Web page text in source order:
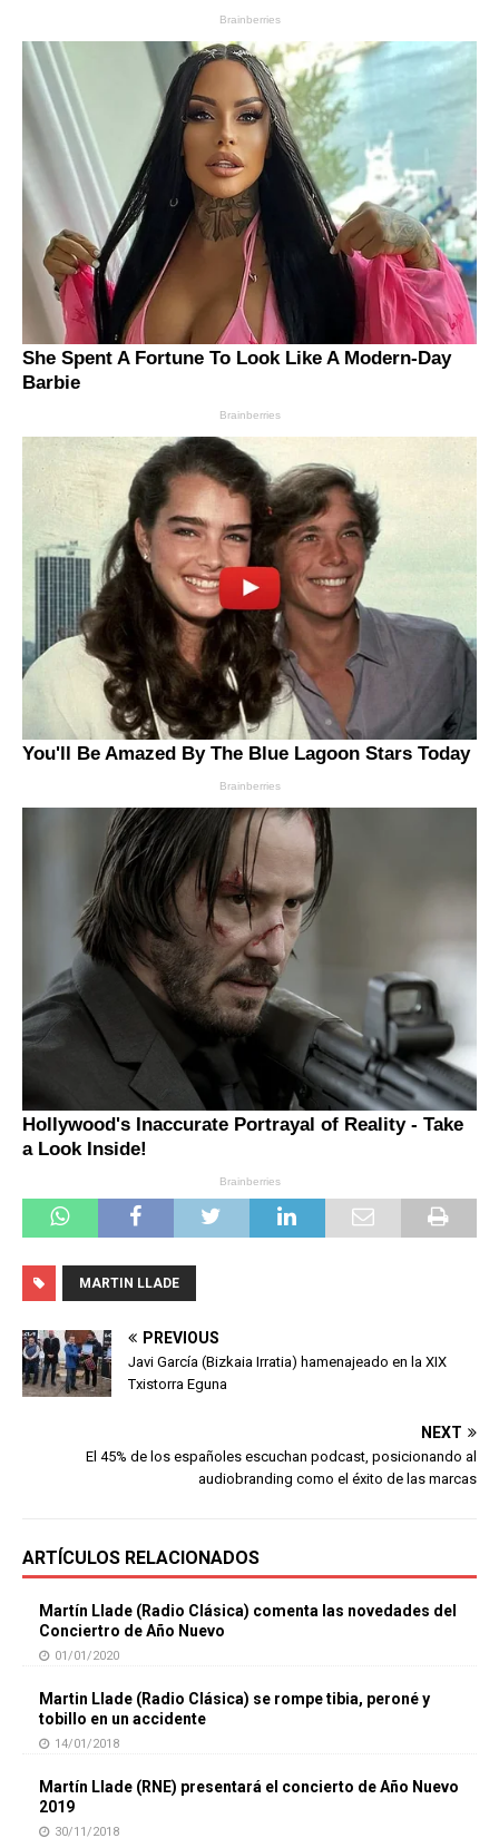
MARTIN LLADE
PREVIOUS
Javi García (Bizkaia Irratia) hamenajeado en la XIX
Txistorra Eguna
NEXT
El 45% de los españoles escuchan podcast, posicionando al
audiobranding como el éxito de las marcas
ARTÍCULOS RELACIONADOS
Martín Llade (Radio Clásica) comenta las novedades del
Conciertro de Año Nuevo
01/01/2020
Martin Llade (Radio Clásica) se rompe tibia, peroné y
tobillo en un accidente
14/01/2018
Martín Llade (RNE) presentará el concierto de Año Nuevo
2019
30/11/2018